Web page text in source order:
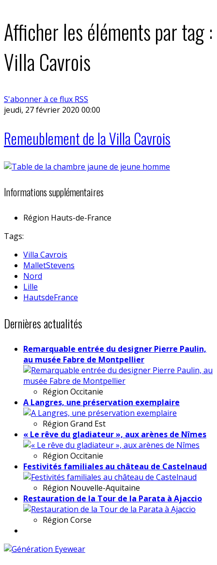
Afficher les éléments par tag :
Villa Cavrois
S'abonner à ce flux RSS
jeudi, 27 février 2020 00:00
Remeublement de la Villa Cavrois
Informations supplémentaires
Région Hauts-de-France
Tags:
Villa Cavrois
MalletStevens
Nord
Lille
HautsdeFrance
Dernières actualités
Remarquable entrée du designer Pierre Paulin,
au musée Fabre de Montpellier
Région Occitanie
A Langres, une préservation exemplaire
Région Grand Est
« Le rêve du gladiateur », aux arènes de Nîmes
Région Occitanie
Festivités familiales au château de Castelnaud
Région Nouvelle-Aquitaine
Restauration de la Tour de la Parata à Ajaccio
Région Corse